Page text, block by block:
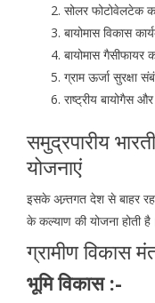
सोलर फोटोवेलटेक
बायोमास विकास
बायोमास गैसीफायर
ग्राम ऊर्जा सुरक्षा
राष्ट्रीय बायोगैस
समुद्रपारीय
योजनाएं
इसके अन्र्तगत देश से बाहर
के कल्याण की योजना होती
ग्रामीण विकास
भूमि विकास :-